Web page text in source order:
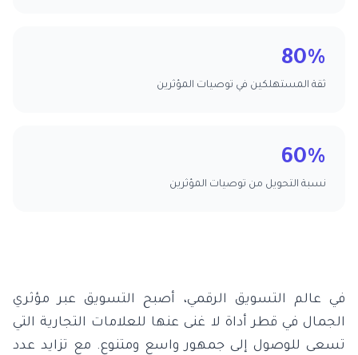
80%
ثقة المستهلكين في توصيات المؤثرين
60%
نسبة التحويل من توصيات المؤثرين
في عالم التسويق الرقمي، أصبح التسويق عبر مؤثري
الجمال في قطر أداة لا غنى عنها للعلامات التجارية التي
تسعى للوصول إلى جمهور واسع ومتنوع. مع تزايد عدد